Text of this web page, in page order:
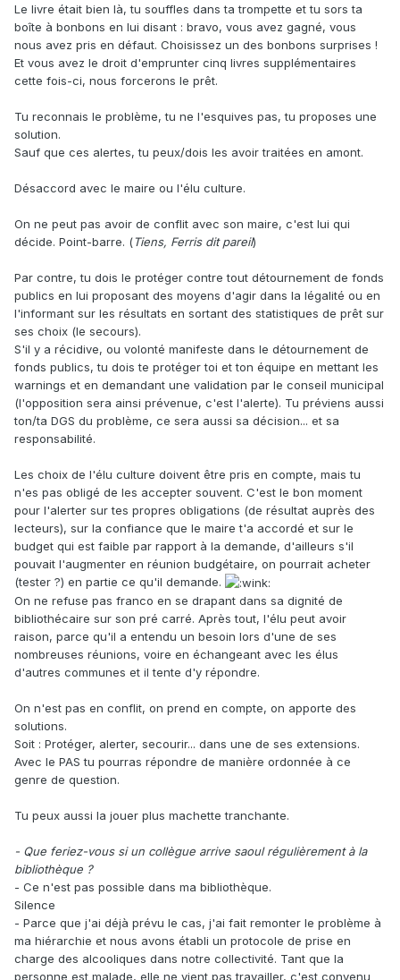
Le livre était bien là, tu souffles dans ta trompette et tu sors ta
boîte à bonbons en lui disant : bravo, vous avez gagné, vous
nous avez pris en défaut. Choisissez un des bonbons surprises !
Et vous avez le droit d'emprunter cinq livres supplémentaires
cette fois-ci, nous forcerons le prêt.
Tu reconnais le problème, tu ne l'esquives pas, tu proposes une
solution.
Sauf que ces alertes, tu peux/dois les avoir traitées en amont.
Désaccord avec le maire ou l'élu culture.
On ne peut pas avoir de conflit avec son maire, c'est lui qui
décide. Point-barre. (Tiens, Ferris dit pareil)
Par contre, tu dois le protéger contre tout détournement de fonds
publics en lui proposant des moyens d'agir dans la légalité ou en
l'informant sur les résultats en sortant des statistiques de prêt sur
ses choix (le secours).
S'il y a récidive, ou volonté manifeste dans le détournement de
fonds publics, tu dois te protéger toi et ton équipe en mettant les
warnings et en demandant une validation par le conseil municipal
(l'opposition sera ainsi prévenue, c'est l'alerte). Tu préviens aussi
ton/ta DGS du problème, ce sera aussi sa décision... et sa
responsabilité.
Les choix de l'élu culture doivent être pris en compte, mais tu
n'es pas obligé de les accepter souvent. C'est le bon moment
pour l'alerter sur tes propres obligations (de résultat auprès des
lecteurs), sur la confiance que le maire t'a accordé et sur le
budget qui est faible par rapport à la demande, d'ailleurs s'il
pouvait l'augmenter en réunion budgétaire, on pourrait acheter
(tester ?) en partie ce qu'il demande.
On ne refuse pas franco en se drapant dans sa dignité de
bibliothécaire sur son pré carré. Après tout, l'élu peut avoir
raison, parce qu'il a entendu un besoin lors d'une de ses
nombreuses réunions, voire en échangeant avec les élus
d'autres communes et il tente d'y répondre.
On n'est pas en conflit, on prend en compte, on apporte des
solutions.
Soit : Protéger, alerter, secourir... dans une de ses extensions.
Avec le PAS tu pourras répondre de manière ordonnée à ce
genre de question.
Tu peux aussi la jouer plus machette tranchante.
- Que feriez-vous si un collègue arrive saoul régulièrement à la
bibliothèque ?
- Ce n'est pas possible dans ma bibliothèque.
Silence
- Parce que j'ai déjà prévu le cas, j'ai fait remonter le problème à
ma hiérarchie et nous avons établi un protocole de prise en
charge des alcooliques dans notre collectivité. Tant que la
personne est malade, elle ne vient pas travailler, c'est convenu